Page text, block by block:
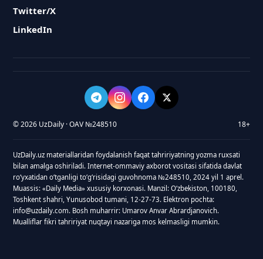
Twitter/X
LinkedIn
© 2026 UzDaily · OAV №248510 18+
UzDaily.uz materiallaridan foydalanish faqat tahririyatning yozma ruxsati
bilan amalga oshiriladi. Internet-ommaviy axborot vositasi sifatida davlat
roʻyxatidan oʻtganligi toʻgʻrisidagi guvohnoma №248510, 2024 yil 1 aprel.
Muassis: «Daily Media» xususiy korxonasi. Manzil: Oʻzbekiston, 100180,
Toshkent shahri, Yunusobod tumani, 12-27-73. Elektron pochta:
info@uzdaily.com. Bosh muharrir: Umarov Anvar Abrardjanovich.
Mualliflar fikri tahririyat nuqtayi nazariga mos kelmasligi mumkin.